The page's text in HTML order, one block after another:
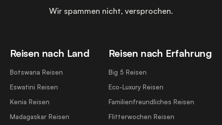
Reisen nach Land
Botswana Reisen
Eswatini Reisen
Kenia Reisen
Madagaskar Reisen
Reisen nach Erfahrung
Big 5 Reisen
Eco-Luxury Reisen
Familienfreundliches Reisen
Flitterwochen Reisen
Wir spammen nicht, versprochen.